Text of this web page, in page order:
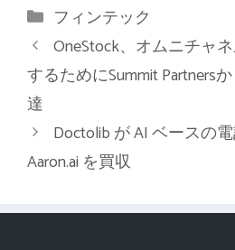
カ
テ
ゴ
リ
フィンテック
OneStock、オムニチャ
するためにSummit Partners
達
Doctolib が AI ベースの
Aaron.ai を買収